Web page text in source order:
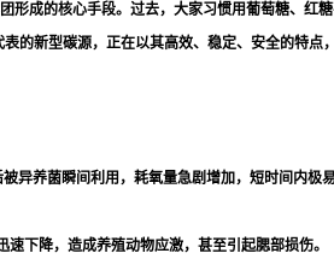
形成的核心手段。过去，大家习惯用葡萄糖、红
的新型碳源，正在以其高效、稳定、安全的特点
养菌瞬间利用，耗氧量急剧增加，短时间内极
下降，造成养殖动物应激，甚至引起腮部损伤。